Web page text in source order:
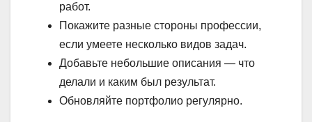
работ.
Покажите разные стороны профессии,
если умеете несколько видов задач.
Добавьте небольшие описания — что
делали и каким был результат.
Обновляйте портфолио регулярно.